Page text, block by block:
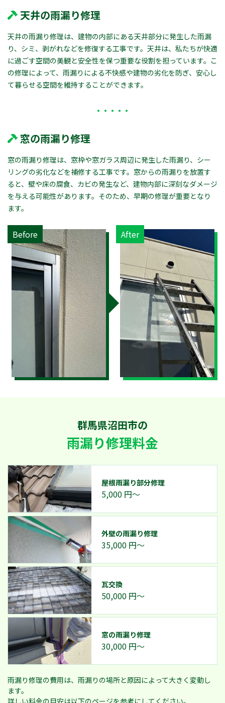
天井の雨漏り修理
天井の雨漏り修理は、建物の内部にある天井部分に発生した雨漏
り、シミ、剥がれなどを修復する工事です。天井は、私たちが快適
に過ごす空間の美観と安全性を保つ重要な役割を担っています。こ
の修理によって、雨漏りによる不快感や建物の劣化を防ぎ、安心し
て暮らせる空間を維持することができます。
窓の雨漏り修理
窓の雨漏り修理は、窓枠や窓ガラス周辺に発生した雨漏り、シー
リングの劣化などを補修する工事です。窓からの雨漏りを放置す
ると、壁や床の腐食、カビの発生など、建物内部に深刻なダメージ
を与える可能性があります。そのため、早期の修理が重要となり
ます。
Before After
群馬県沼田市の
雨漏り修理料金
屋根雨漏り部分修理
5,000 円～
外壁の雨漏り修理
35,000 円～
瓦交換
50,000 円～
窓の雨漏り修理
30,000 円～
雨漏り修理の費用は、雨漏りの場所と原因によって大きく変動し
ます。